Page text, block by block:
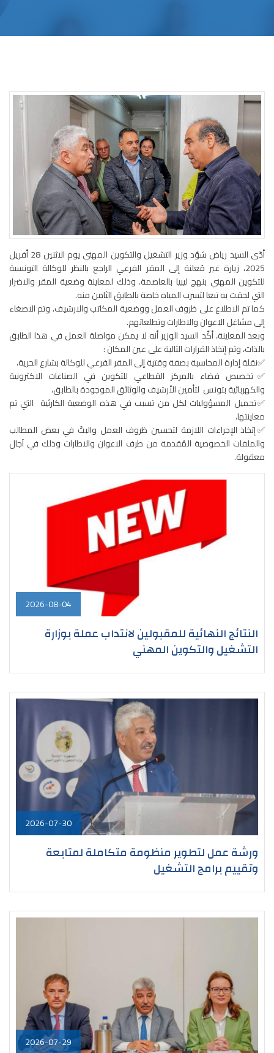
أدّى السيد رياض شوّد وزير التشغيل والتكوين المهني يوم الاثنين 28 أفريل
2025، زيارة غير مُعلنة إلى المقر الفرعي الراجع بالنظر للوكالة التونسية
للتكوين المهني بنهج ليبيا بالعاصمة. وذلك لمعاينة وضعية المقر والاضرار
التي لحقت به تبعا لتسرب المياه خاصة بالطابق الثامن منه.
كما تم الاطلاع على ظروف العمل ووضعية المكاتب والارشيف، وتم الاصغاء
إلى مشاغل الاعوان والاطارات وتطلعاتهم.
وبعد المعاينة، أكّد السيد الوزير أنه لا يمكن مواصلة العمل في هذا الطابق
بالذات، وتم إتخاذ القرارات التالية على عين المكان :
✅نقلة إدارة المحاسبة بصفة وقتية إلى المقر الفرعي للوكالة بشارع الحرية،
✅تخصيص فضاء بالمركز القطاعي للتكوين في الصناعات الاكترونية
والكهربائية بتونس لتأمين الأرشيف والوثائق الموجودة بالطابق،
✅تحميل المسؤوليات لكل من تسبب في هذه الوضعية الكارثية التي تم
معاينتها،
✅إتخاذ الإجراءات اللازمة لتحسين ظروف العمل والبتّ في بعض المطالب
والملفات الخصوصية المُقدمة من طرف الاعوان والاطارات وذلك في آجال
معقولة.
2026-08-04
النتائج النهائية للمقبولين لانتداب عملة بوزارة
التشغيل والتكوين المهني
2026-07-30
ورشة عمل لتطوير منظومة متكاملة لمتابعة
وتقييم برامج التشغيل
2026-07-29